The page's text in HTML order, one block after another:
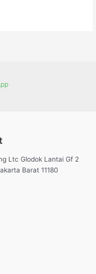
Ltc Glodok Lantai Gf 2
Barat 11180